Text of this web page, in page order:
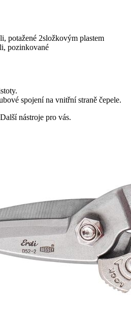
potažené 2složkovým plastem
pozinkované
spojení na vnitřní straně čepele.
nástroje pro vás.